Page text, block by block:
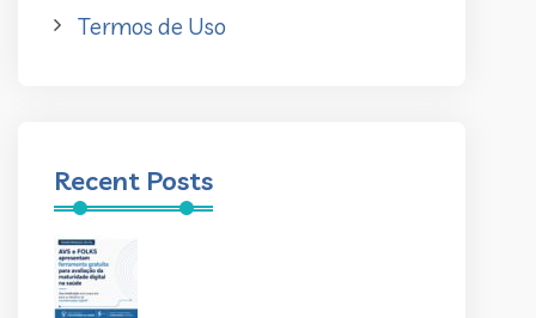
Termos de Uso
Recent Posts